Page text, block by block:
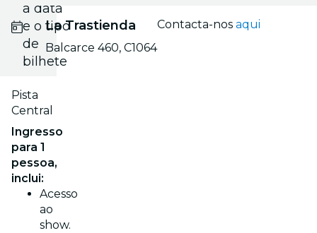
a data
e o tipo
de
bilhete
Pista
Central
Ingresso
para 1
pessoa,
inclui:
Acesso
ao
show.
La Trastienda
Balcarce 460, C1064
Contacta-nosaqui